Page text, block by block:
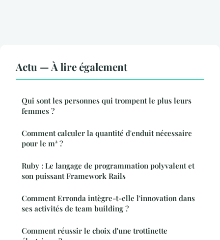
Actu — À lire également
Qui sont les personnes qui trompent le plus leurs
femmes ?
Comment calculer la quantité d'enduit nécessaire
pour le m² ?
Ruby : Le langage de programmation polyvalent et
son puissant Framework Rails
Comment Erronda intègre-t-elle l'innovation dans
ses activités de team building ?
Comment réussir le choix d'une trottinette